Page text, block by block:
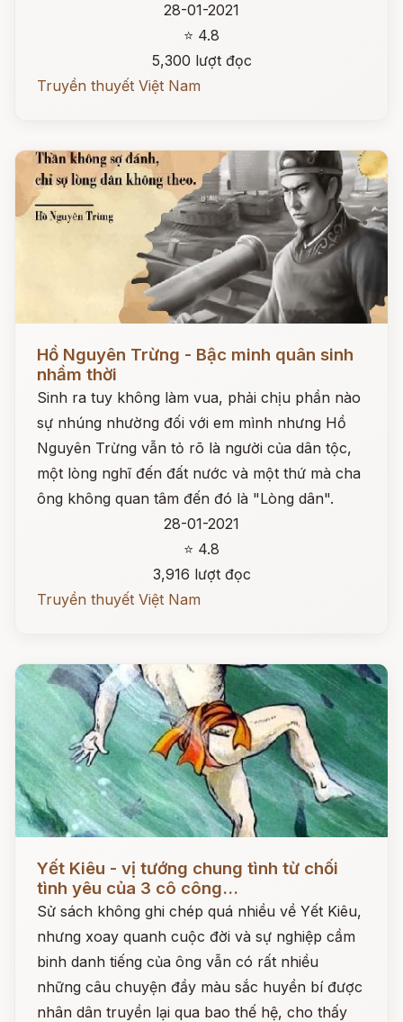
28-01-2021
⭐ 4.8
5,300 lượt đọc
Truyền thuyết Việt Nam
Đọc ngay
Hồ Nguyên Trừng - Bậc minh quân sinh
nhầm thời
Sinh ra tuy không làm vua, phải chịu phần nào
sự nhúng nhường đối với em mình nhưng Hồ
Nguyên Trừng vẫn tỏ rõ là người của dân tộc,
một lòng nghĩ đến đất nước và một thứ mà cha
ông không quan tâm đến đó là "Lòng dân".
28-01-2021
⭐ 4.8
3,916 lượt đọc
Truyền thuyết Việt Nam
Đọc ngay
Yết Kiêu - vị tướng chung tình từ chối
tình yêu của 3 cô công...
Sử sách không ghi chép quá nhiều về Yết Kiêu,
nhưng xoay quanh cuộc đời và sự nghiệp cầm
binh danh tiếng của ông vẫn có rất nhiều
những câu chuyện đầy màu sắc huyền bí được
nhân dân truyền lại qua bao thế hệ, cho thấy